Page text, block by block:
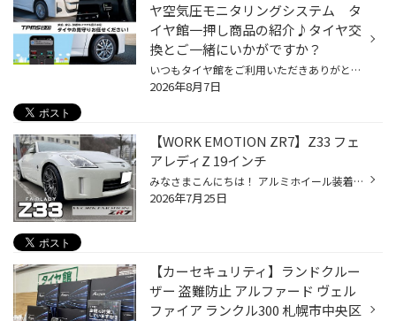
ヤ空気圧モニタリングシステム タ
イヤ館一押し商品の紹介♪タイヤ交
換とご一緒にいかがですか？
いつもタイヤ館をご利用いただきありがとうございます。 本日は新商品 タイヤ空気圧モニタリングシステムを ご紹介いたします。 毎日の通勤やお買い物、 お子様の送迎など、 安心して ドライブを楽しむために タイヤの空気圧チェックは 大丈夫でしょうか？ 空気圧が低下すると、 燃費の悪化やタイヤ...
2026年8月7日
【WORK EMOTION ZR7】Z33 フェ
アレディZ 19インチ
みなさまこんにちは！ アルミホイール装着事例 ずっと憧れのホイールがあるんです。と 当店初めてご利用いただくお客様からお問い合わせ。 お車が、日産フェアレディZ そうです。Z33。 誰しも一度は憧れた事のある。あのZです。 そんなZに合わせるホイールは 「WORK EMOTION ZR7」 そうです。あのWO...
2026年7月25日
【カーセキュリティ】ランドクルー
ザー 盗難防止 アルファード ヴェル
ファイア ランクル300 札幌市中央区